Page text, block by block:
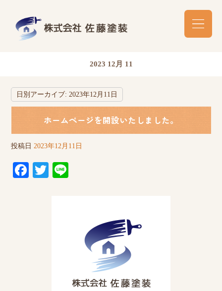
2023 12月 11
日別アーカイブ:2023年12月11日
ホームページを開設いたしました。
投稿日 2023年12月11日
Fa T